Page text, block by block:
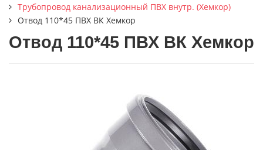
Трубопровод канализационный ПВХ внутр. (Хемкор)
Отвод 110*45 ПВХ ВК Хемкор
Отвод 110*45 ПВХ ВК Хемкор